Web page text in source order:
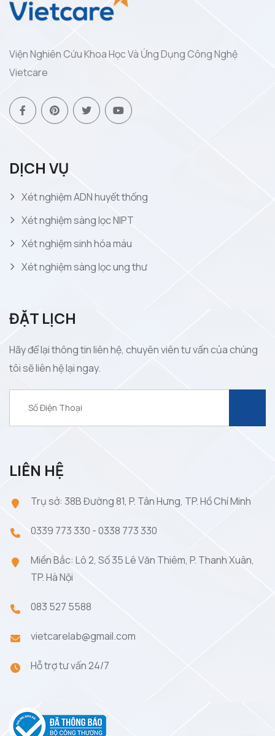
Viện Nghiên Cứu Khoa Học Và Ứng Dụng Công Nghệ
Vietcare
DỊCH VỤ
Xét nghiệm ADN huyết thống
Xét nghiệm sàng lọc NIPT
Xét nghiệm sinh hóa máu
Xét nghiệm sàng lọc ung thư
ĐẶT LỊCH
Hãy để lại thông tin liên hệ, chuyên viên tư vấn của chúng
tôi sẽ liên hệ lại ngay.
LIÊN HỆ
Trụ sở: 38B Đường 81, P. Tân Hưng, TP. Hồ Chí Minh
0339 773 330 -0338 773 330
Miền Bắc: Lô 2, Số 35 Lê Văn Thiêm, P. Thanh Xuân,
TP. Hà Nội
083 527 5588
vietcarelab@gmail.com
Hỗ trợ tư vấn 24/7